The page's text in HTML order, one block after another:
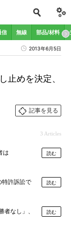
信 無線 部品/材料
2013年6月5日
止めを決定、
記事を見る
3 Articles
は
読む
特許訴訟で
読む
者なし」、
読む